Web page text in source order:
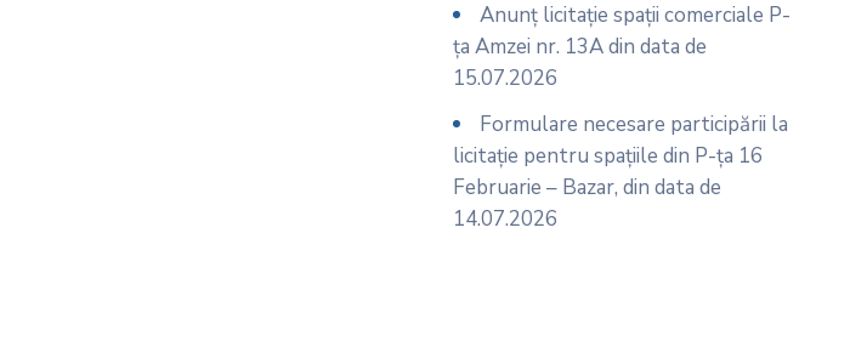
Anunț licitație spații comerciale P-
ța Amzei nr. 13A din data de
15.07.2026
Formulare necesare participării la
licitație pentru spațiile din P-ța 16
Februarie – Bazar, din data de
14.07.2026